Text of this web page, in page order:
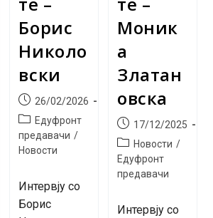
Борис
Николо
вски
Post
published:
26/02/2026
Post
category:
Едуфронт
предавачи /
Новости
Интервју со
Борис
Моник
а
Златан
овска
Post
published:
17/12/2025
Post
category:
Новости /
Едуфронт
предавачи
Интервју со